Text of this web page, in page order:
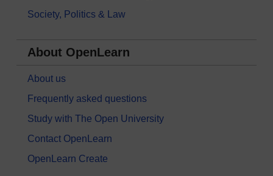
Society, Politics & Law
About OpenLearn
About us
Frequently asked questions
Study with The Open University
Contact OpenLearn
OpenLearn Create